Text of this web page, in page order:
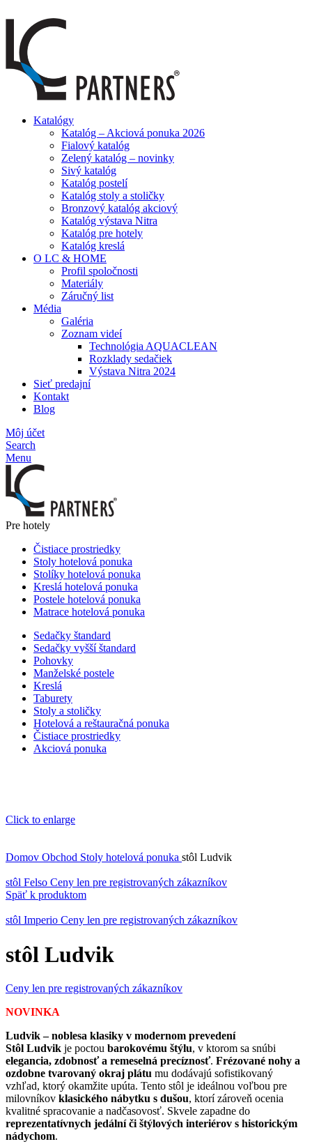
Katalógy
Katalóg – Akciová ponuka 2026
Fialový katalóg
Zelený katalóg – novinky
Sivý katalóg
Katalóg postelí
Katalóg stoly a stoličky
Bronzový katalóg akciový
Katalóg výstava Nitra
Katalóg pre hotely
Katalóg kreslá
O LC & HOME
Profil spoločnosti
Materiály
Záručný list
Média
Galéria
Zoznam videí
Technológia AQUACLEAN
Rozklady sedačiek
Výstava Nitra 2024
Sieť predajní
Kontakt
Blog
Môj účet
Search
Menu
Pre hotely
Čistiace prostriedky
Stoly hotelová ponuka
Stolíky hotelová ponuka
Kreslá hotelová ponuka
Postele hotelová ponuka
Matrace hotelová ponuka
Sedačky štandard
Sedačky vyšší štandard
Pohovky
Manželské postele
Kreslá
Taburety
Stoly a stoličky
Hotelová a reštauračná ponuka
Čistiace prostriedky
Akciová ponuka
Click to enlarge
Domov Obchod Stoly hotelová ponuka stôl Ludvik
stôl Felso Ceny len pre registrovaných zákazníkov
Späť k produktom
stôl Imperio Ceny len pre registrovaných zákazníkov
stôl Ludvik
Ceny len pre registrovaných zákazníkov
NOVINKA
Ludvik – noblesa klasiky v modernom prevedení
Stôl Ludvik je poctou barokovému štýlu, v ktorom sa snúbi
elegancia, zdobnosť a remeselná precíznosť. Frézované nohy a
ozdobne tvarovaný okraj plátu mu dodávajú sofistikovaný
vzhľad, ktorý okamžite upúta. Tento stôl je ideálnou voľbou pre
milovníkov klasického nábytku s dušou, ktorí zároveň ocenia
kvalitné spracovanie a nadčasovosť. Skvele zapadne do
reprezentatívnych jedální či štýlových interiérov s historickým
nádychom.